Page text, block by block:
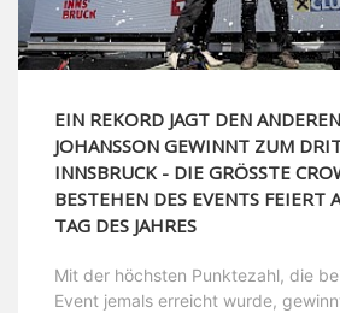
EIN REKORD JAGT DEN
JOHANSSON GEWINNT ZUM
INNSBRUCK - DIE GRÖSSTE
ESTEHEN DES EVENTS FEIERT
G DES JAHRES
Mit der höchsten Punktezahl, die
Event jemals erreicht wurde,